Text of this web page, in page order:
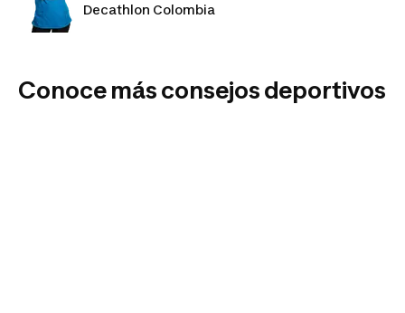
Decathlon Colombia
Conoce más consejos deportivos